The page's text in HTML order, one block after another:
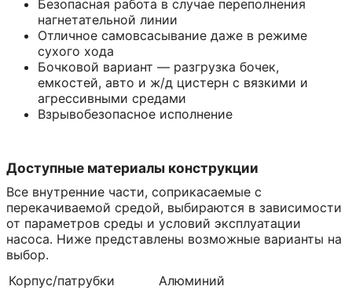
Безопасная работа в случае переполнения
нагнетательной линии
Отличное самовсасывание даже в режиме
сухого хода
Бочковой вариант — разгрузка бочек,
емкостей, авто и ж/д цистерн с вязкими и
агрессивными средами
Взрывобезопасное исполнение
Доступные материалы конструкции
Все внутренние части, соприкасаемые с
перекачиваемой средой, выбираются в зависимости
от параметров среды и условий эксплуатации
насоса. Ниже представлены возможные варианты на
выбор.
Корпус/патрубки
Алюминий